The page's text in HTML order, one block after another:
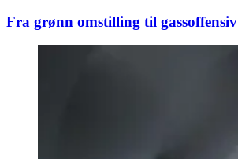
Fra grønn omstilling til gass­offensiv